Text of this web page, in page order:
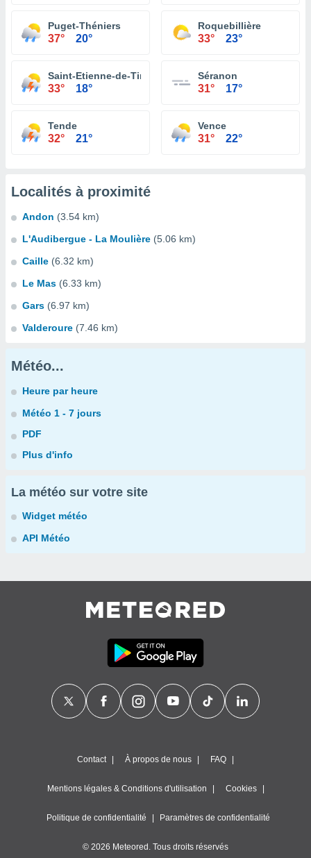
Puget-Théniers
37° 20°
Roquebillière
33° 23°
Saint-Etienne-de-Tinée
33° 18°
Séranon
31° 17°
Tende
32° 21°
Vence
31° 22°
Localités à proximité
Andon (3.54 km)
L'Audibergue - La Moulière (5.06 km)
Caille (6.32 km)
Le Mas (6.33 km)
Gars (6.97 km)
Valderoure (7.46 km)
Météo...
Heure par heure
Météo 1 - 7 jours
PDF
Plus d'info
La météo sur votre site
Widget météo
API Météo
Contact À propos de nous FAQ
Mentions légales & Conditions d'utilisation Cookies
Politique de confidentialité Paramètres de confidentialité
© 2026 Meteored. Tous droits réservés